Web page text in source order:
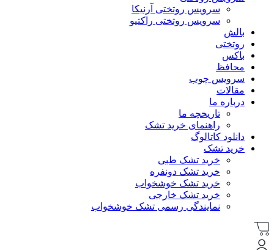
سرویس روتختی آرنیکا
سرویس روتختی راکتیو
بالش
روتختی
باکس
محافظ
سرویس چوب
مقالات
درباره ما
تاریخچه ما
راهنمای خرید تشک
دانلود کاتالوگ
خرید تشک
خرید تشک طبی
خرید تشک دونفره
خرید تشک خوشخواب
خرید تشک خارجی
نمایندگی رسمی تشک خوشخواب